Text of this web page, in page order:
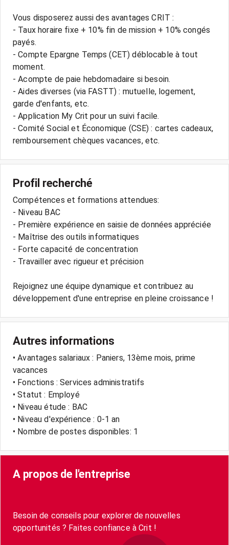
Vous disposerez aussi des avantages CRIT :
- Taux horaire fixe + 10% fin de mission + 10% congés
payés.
- Compte Epargne Temps (CET) déblocable à tout
moment.
- Acompte de paie hebdomadaire si besoin.
- Aides diverses (via FASTT) : mutuelle, logement,
garde d'enfants, etc.
- Application My Crit pour un suivi facile.
- Comité Social et Économique (CSE) : cartes cadeaux,
Profil recherché
Compétences et formations attendues:
- Niveau BAC
- Première expérience en saisie de données appréciée
- Maîtrise des outils informatiques
- Forte capacité de concentration
- Travailler avec rigueur et précision
Rejoignez une équipe dynamique et contribuez au
Autres informations
• Avantages salariaux : Paniers, 13ème mois, prime
vacances
• Fonctions : Services administratifs
• Statut : Employé
• Niveau étude : BAC
• Niveau d'expérience : 0-1 an
• Nombre de postes disponibles: 1
A propos de l'entreprise
Besoin de conseils pour explorer de nouvelles
opportunités ? Faites confiance à Crit !